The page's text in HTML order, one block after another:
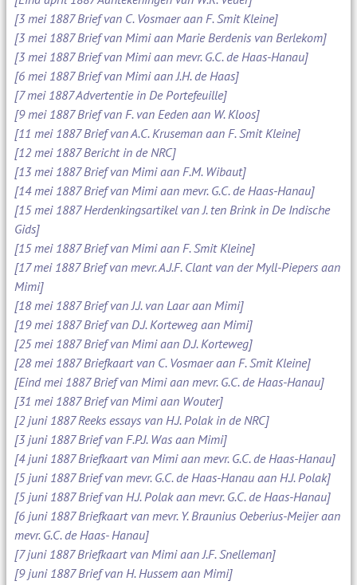
[3 mei 1887 Brief van C. Vosmaer aan F. Smit Kleine]
[3 mei 1887 Brief van Mimi aan Marie Berdenis van Berlekom]
[3 mei 1887 Brief van Mimi aan mevr. G.C. de Haas-Hanau]
[6 mei 1887 Brief van Mimi aan J.H. de Haas]
[7 mei 1887 Advertentie in De Portefeuille]
[9 mei 1887 Brief van F. van Eeden aan W. Kloos]
[11 mei 1887 Brief van A.C. Kruseman aan F. Smit Kleine]
[12 mei 1887 Bericht in de NRC]
[13 mei 1887 Brief van Mimi aan F.M. Wibaut]
[14 mei 1887 Brief van Mimi aan mevr. G.C. de Haas-Hanau]
[15 mei 1887 Herdenkingsartikel van J. ten Brink in De Indische
Gids]
[15 mei 1887 Brief van Mimi aan F. Smit Kleine]
[17 mei 1887 Brief van mevr. A.J.F. Clant van der Myll-Piepers aan
Mimi]
[18 mei 1887 Brief van J.J. van Laar aan Mimi]
[19 mei 1887 Brief van D.J. Korteweg aan Mimi]
[25 mei 1887 Brief van Mimi aan D.J. Korteweg]
[28 mei 1887 Briefkaart van C. Vosmaer aan F. Smit Kleine]
[Eind mei 1887 Brief van Mimi aan mevr. G.C. de Haas-Hanau]
[31 mei 1887 Brief van Mimi aan Wouter]
[2 juni 1887 Reeks essays van H.J. Polak in de NRC]
[3 juni 1887 Brief van F.P.J. Was aan Mimi]
[4 juni 1887 Briefkaart van Mimi aan mevr. G.C. de Haas-Hanau]
[5 juni 1887 Brief van mevr. G.C. de Haas-Hanau aan H.J. Polak]
[5 juni 1887 Brief van H.J. Polak aan mevr. G.C. de Haas-Hanau]
[6 juni 1887 Briefkaart van mevr. Y. Braunius Oeberius-Meijer aan
mevr. G.C. de Haas- Hanau]
[7 juni 1887 Briefkaart van Mimi aan J.F. Snelleman]
[9 juni 1887 Brief van H. Hussem aan Mimi]